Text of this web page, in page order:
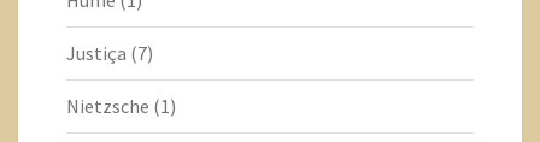
Justiça (7)
Nietzsche (1)